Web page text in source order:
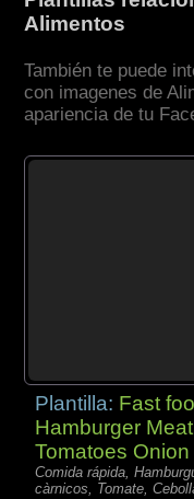
Alimentos
También te puede
con imagenes de
apariencia de tu
Plantilla: Fast
Hamburger
Tomatoes Onion
Comida rápida,
càrnicos, Tomate,